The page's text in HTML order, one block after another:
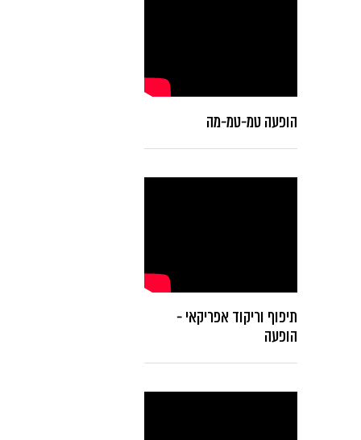
הופעה טמ-טמ-מה
תיפוף וריקוד אפריקאי -
הופעה